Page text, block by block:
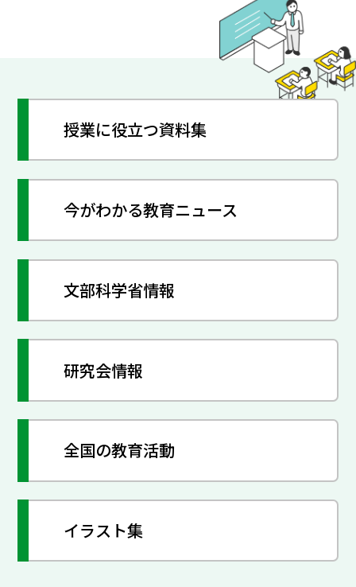
授業に役立つ資料集
今がわかる教育ニュース
文部科学省情報
研究会情報
全国の教育活動
イラスト集